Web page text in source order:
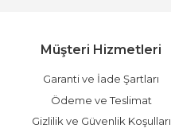
Müşteri Hizmetleri
Garanti ve İade Şartları
Ödeme ve Teslimat
Gizlilik ve Güvenlik Koşulları